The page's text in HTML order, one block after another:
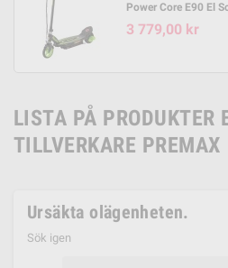
Power Core E90 El
3 779,00 kr
LISTA PÅ PRODUKTER
TILLVERKARE PREMAX
Ursäkta olägenheten.
Sök igen